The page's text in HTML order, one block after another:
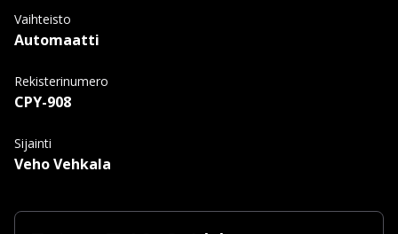
Vaihteisto
Automaatti
Rekisterinumero
CPY-908
Sijainti
Veho Vehkala